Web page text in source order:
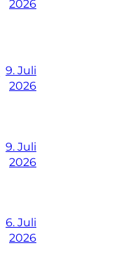
2026
9. Juli
2026
9. Juli
2026
6. Juli
2026